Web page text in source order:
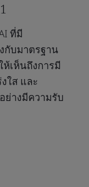
ที่มี
กับมาตรฐาน
ห้เห็นถึงการมี
ใส และ
ย่างมีความรับ